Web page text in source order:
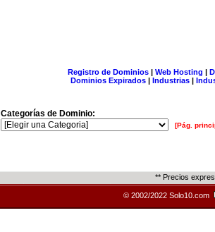
Registro de Dominios| Web Hosting |
Dominios Expirados | Industrias |
Categorías de Dominio:
[Pág.
** Precios
© 2002/2022 Solo10.com